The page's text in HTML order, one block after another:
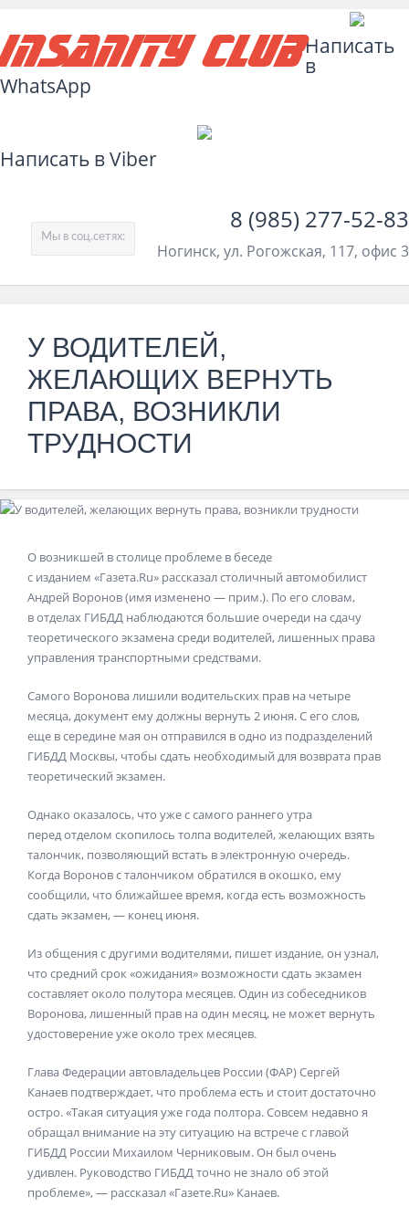
Insanity ClubНаписать
в
WhatsApp
Написать в Viber
8 (985) 277-52-83
Ногинск, ул. Рогожская, 117, офис 3
Мы в соц.сетях:
У ВОДИТЕЛЕЙ,
ЖЕЛАЮЩИХ ВЕРНУТЬ
ПРАВА, ВОЗНИКЛИ
ТРУДНОСТИ
О возникшей в столице проблеме в беседе
с изданием «Газета.Ru» рассказал столичный автомобилист
Андрей Воронов (имя изменено — прим.). По его словам,
в отделах ГИБДД наблюдаются большие очереди на сдачу
теоретического экзамена среди водителей, лишенных права
управления транспортными средствами.
Самого Воронова лишили водительских прав на четыре
месяца, документ ему должны вернуть 2 июня. С его слов,
еще в середине мая он отправился в одно из подразделений
ГИБДД Москвы, чтобы сдать необходимый для возврата прав
теоретический экзамен.
Однако оказалось, что уже с самого раннего утра
перед отделом скопилось толпа водителей, желающих взять
талончик, позволяющий встать в электронную очередь.
Когда Воронов с талончиком обратился в окошко, ему
сообщили, что ближайшее время, когда есть возможность
сдать экзамен, — конец июня.
Из общения с другими водителями, пишет издание, он узнал,
что средний срок «ожидания» возможности сдать экзамен
составляет около полутора месяцев. Один из собеседников
Воронова, лишенный прав на один месяц, не может вернуть
удостоверение уже около трех месяцев.
Глава Федерации автовладельцев России (ФАР) Сергей
Канаев подтверждает, что проблема есть и стоит достаточно
остро. «Такая ситуация уже года полтора. Совсем недавно я
обращал внимание на эту ситуацию на встрече с главой
ГИБДД России Михаилом Черниковым. Он был очень
удивлен. Руководство ГИБДД точно не знало об этой
проблеме», — рассказал «Газете.Ru» Канаев.